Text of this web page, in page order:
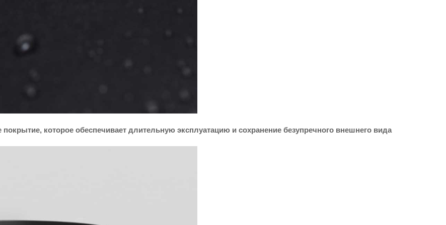
которое обеспечивает длительную эксплуатацию и сохранение безупречного внешнего вида